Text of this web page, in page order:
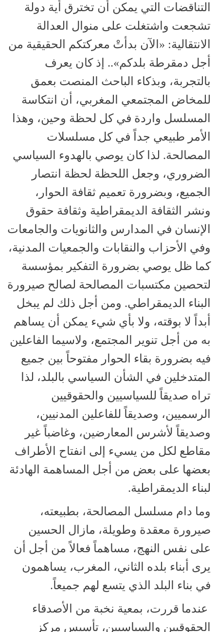
التناقضات التي يمكن أن تخترق أية دولة
تشجعت واشتغلت على منوال العدالة
الانتقالية: «الآن بدأتْ معركتكم الحقيقية من
أجل دمقرطة بلدكم».. إذ كان يعرف
بالتجربة، وبذكاء الباحث المنصت بعمق
للمخاض المجتمعي المغربي، أن انتكاسة
المسلسل واردة في كل لحظة وحين، وهذا
الأمر طبيعي جداً في كل مسلسلات
المصالحة. لذا كان يوصي بالهدوء السياسي
الضروري، وجعل اللحظة لحظة انتصار
الجميع، وبضرورة تعميم ثقافة الحوار،
ونشر الثقافة الديمقراطية وثقافة حقوق
الإنسان في المدارس والثانويات والجامعات
وفي الأحزاب والنقابات والجمعيات المدنية،
كما ظل يوصي بضرورة التفكير بمؤسسة
لتحصين مكتسبات المصالحة لصالح صيرورة
البناء الديمقراطي. ومن أجل ذلك لم يبخل
أبداً لا بوقته، ولا بأي شيء يمكن أن يساهم
به من أجل تنوير المجتمع، ولاسيما الفاعلين
فيه بضرورة بقاء الحوار مفتوحاً بين جميع
المتدخلين في الشأن السياسي بالبلد، لذا
تراه صديقاً للسياسيين والحقوقيين
الرسميين، وصديقاً للفاعلين المدنيين،
وصديقاً لأشرس المعارضين، وغاضباً غير
مقاطع لكل من يسيء إلى انفتاح الأطراف
بعضها على بعض من أجل المساهمة الهادئة
لبناء الديمقراطية.
وما دام مسلسل المصالحة، بطبيعته،
صيرورة معقدة وطويلة، مازال الحسين
على نفس النهج، مساهماً فعالاً من أجل أن
يرى أبناء بلده الثاني، المغرب، يساهمون
في بناء البلد الذي يتسع لهم جميعاً.
عندما قررت، بمعية نخبة من الأصدقاء
الحقوقيين والسياسيين، تأسيس مركز